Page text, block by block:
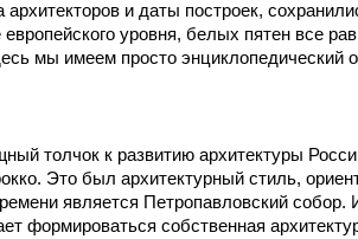
и даты построек,
уровня, белых пятен все
мы имеем просто энциклопедический
толчок к развитию архитектуры
Это был архитектурный стиль,
является Петропавловский собор.
формироваться собственная